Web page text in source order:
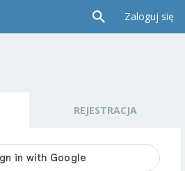
Zaloguj się
REJESTRACJA